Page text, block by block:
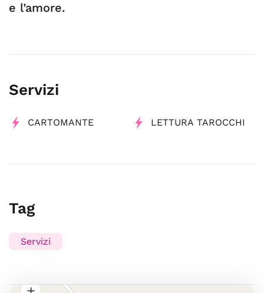
e l’amore.
Servizi
CARTOMANTE LETTURA TAROCCHI
Tag
Servizi